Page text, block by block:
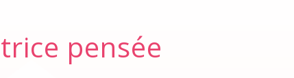
pensée